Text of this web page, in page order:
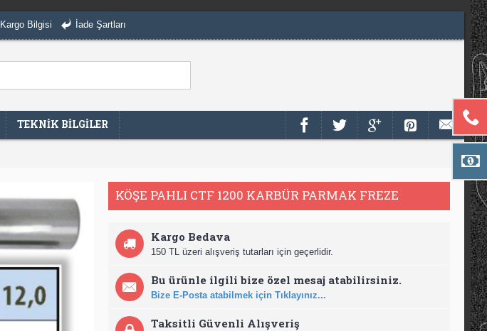
Kargo Bilgisi İade Şartları
TEKNİK BİLGİLER
KÖŞE PAHLI CTF 1200 KARBÜR PARMAK FREZE
Kargo Bedava
150 TL üzeri alışveriş tutarları için geçerlidir.
Bu ürünle ilgili bize özel mesaj atabilirsiniz.
Bize E-Posta atabilmek için Tıklayınız...
Taksitli Güvenli Alışveriş